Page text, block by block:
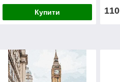
Купити 110